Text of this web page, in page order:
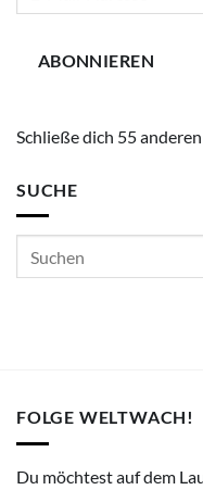
ABONNIEREN
Schließe dich 55
SUCHE
FOLGE WELTWACH!
Du möchtest auf dem